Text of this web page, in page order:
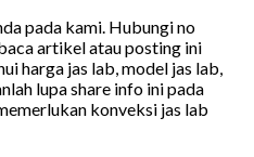
pada kami. Hubungi no
artikel atau posting ini
harga jas lab, model jas lab,
lupa share info ini pada
konveksi jas lab